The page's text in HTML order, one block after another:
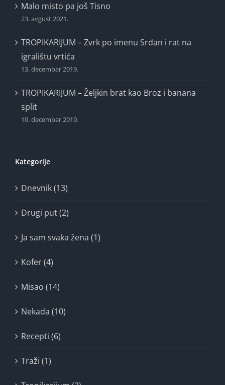
Malo misto pa još Tisno
23. avgust 2021.
TROPIKARIJUM – Zvrk po imenu Srđan i rat na
igralištu vrtića
13. decembar 2019.
TROPIKARIJUM – Željkin brat kao Broz i banana
split
10. decembar 2019.
Kategorije
Dnevnik (13)
Drugi put (2)
Ja sam svaka žena (1)
Kofer (4)
Misao (14)
Nekada (10)
Recepti (6)
Traži (1)